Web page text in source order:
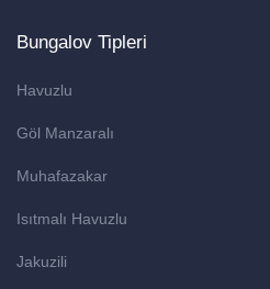
Bungalov Tipleri
Havuzlu
Göl Manzaralı
Muhafazakar
Isıtmalı Havuzlu
Jakuzili